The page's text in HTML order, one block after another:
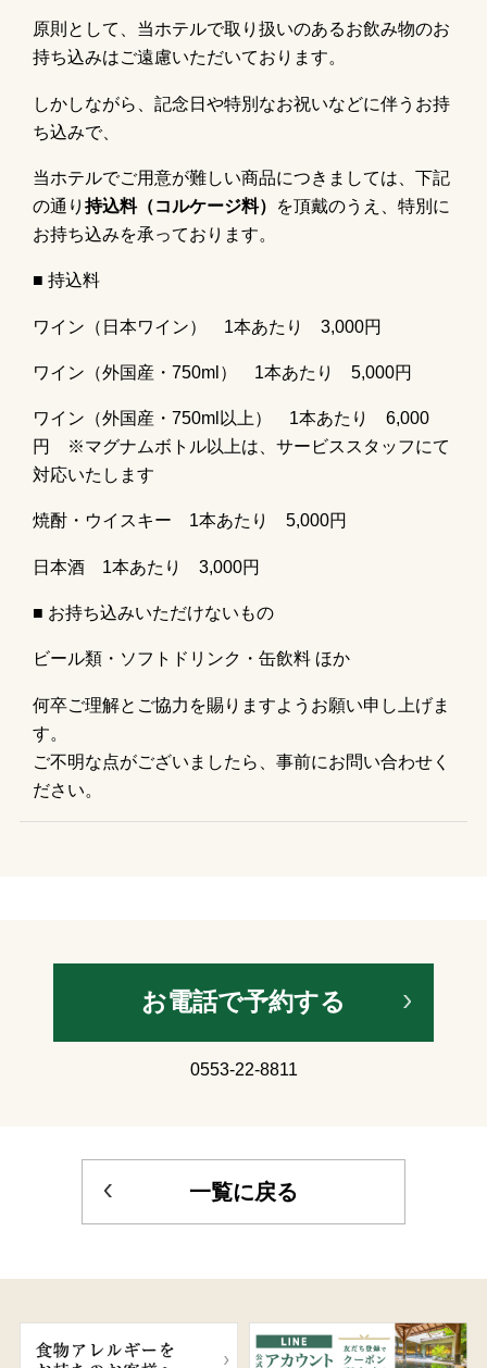
原則として、当ホテルで取り扱いのあるお飲み物のお
持ち込みはご遠慮いただいてお ります。
しかしながら、記念日や特別なお祝いなどに伴うお持
ち込みで、
当ホテルでご用意が難しい商品につきましては、下記
の通り持込料（コルケージ料）
を頂戴のうえ、特別に
お持ち込みを承っております。
■ 持込料
ワイン（日本ワイン） 1本あたり3,000円
ワイン（外国産・750ml） 1本あたり5,000円
ワイン（外国産・750ml以上） 1本あたり6,000
円
※マグナムボトル以上は、サービススタッフにて
対応いたします
焼酎・ウイスキー 1本あたり5,000円
日本酒 1本あたり3,000円
■ お持ち込みいただけないもの
ビール類・ ソフトドリンク・缶飲料 ほか
何卒ご理解とご協力を賜りますようお願い申し上げま
す。
ご不明な点がございましたら、事前にお問い合わせく
ださい。
お電話で予約する
0553-22-8811
一覧に戻る